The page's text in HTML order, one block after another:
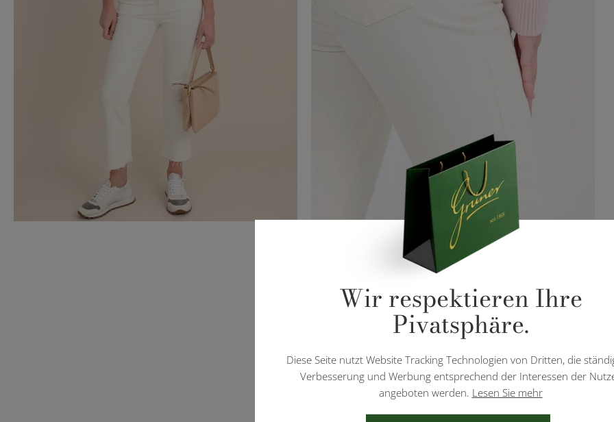
Wir respektieren Ihre
Pivatsphäre.
Diese Seite nutzt Website Tracking Technologien von Dritten, die
Verbesserung und Werbung entsprechend der Interessen der
angeboten werden. Lesen Sie mehr